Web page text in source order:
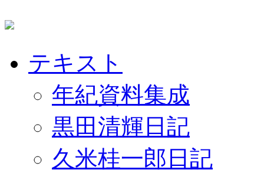
テキスト
年紀資料集成
黒田清輝日記
久米桂一郎日記